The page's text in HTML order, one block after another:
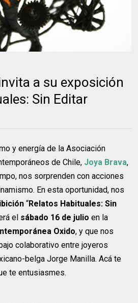
a su exposición
Sin Editar
y energía de la Asociación
de Chile, Joya Brava,
nos sorprenden con acciones
En esta oportunidad, nos
“Relatos Habituales: Sin
el sábado 16 de julio en la
Oxido, y que nos
colaborativo entre joyeros
belga Jorge Manilla. Acá te
te entusiasmes.